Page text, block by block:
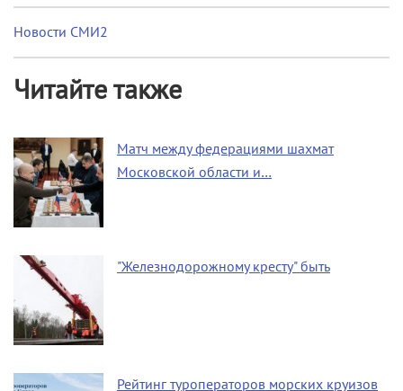
Новости СМИ2
Читайте также
Матч между федерациями шахмат
Московской области и…
"Железнодорожному кресту" быть
Рейтинг туроператоров морских круизов